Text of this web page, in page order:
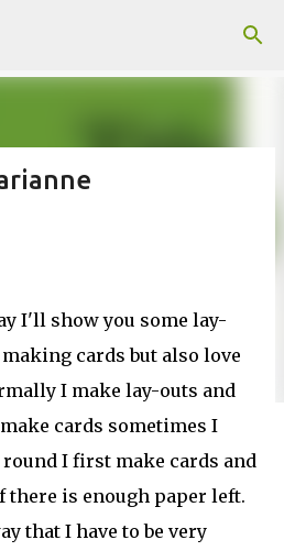
hoofdcontent
I'll show you some lay-
cards but also love
I make lay-outs and
cards sometimes I
I first make cards and
there is enough paper left.
that I have to be very